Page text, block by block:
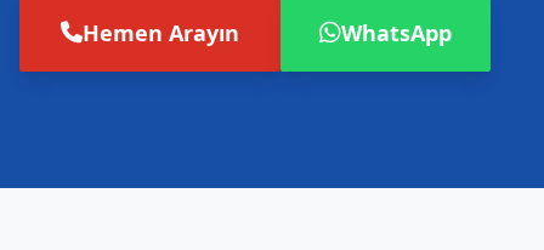
Hemen Arayın WhatsApp